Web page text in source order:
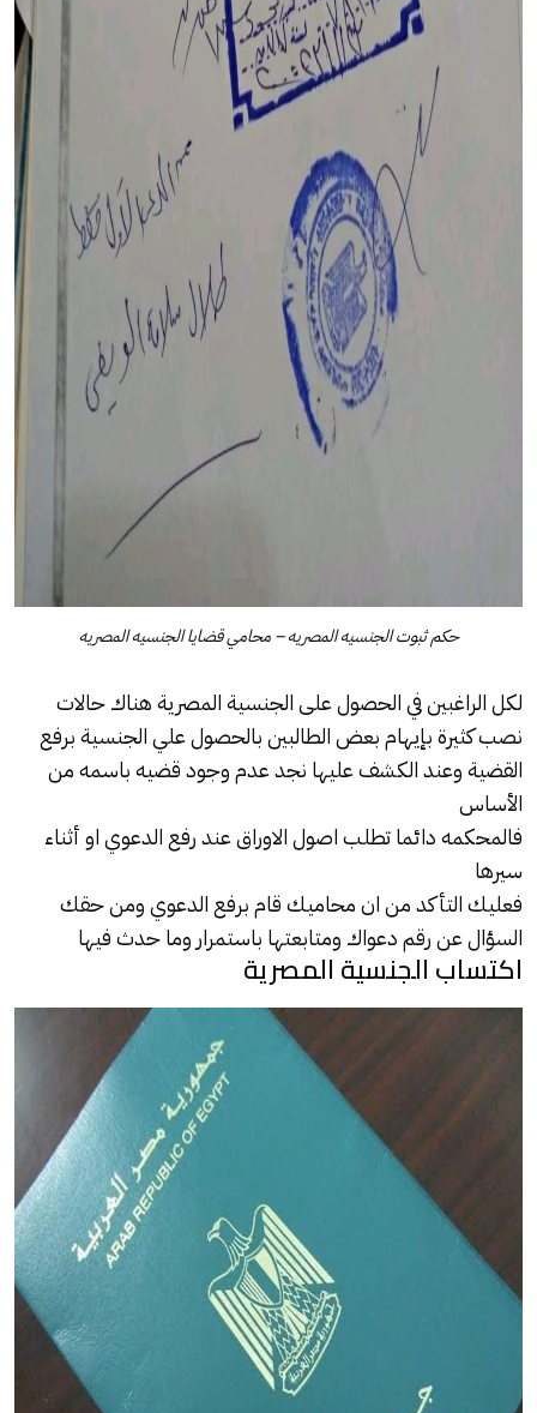
حكم ثبوت الجنسيه المصريه – محامي قضايا الجنسيه المصريه
لكل الراغبين في الحصول على الجنسية المصرية هناك حالات
نصب كثيرة بإيهام بعض الطالبين بالحصول علي الجنسية برفع
القضية وعند الكشف عليها نجد عدم وجود قضيه باسمه من
الأساس
فالمحكمه دائما تطلب اصول الاوراق عند رفع الدعوي او أثناء
سيرها
فعليك التأكد من ان محاميك قام برفع الدعوي ومن حقك
السؤال عن رقم دعواك ومتابعتها باستمرار وما حدث فيها
اكتساب الجنسية المصرية